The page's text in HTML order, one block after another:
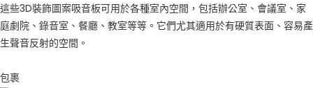
這些3D裝飾圖案吸音板可用於各種室內空間，包括辦公室、會議室、家
庭劇院、錄音室、餐廳、教室等等。它們尤其適用於有硬質表面、容易產
生聲音反射的空間。
包裹